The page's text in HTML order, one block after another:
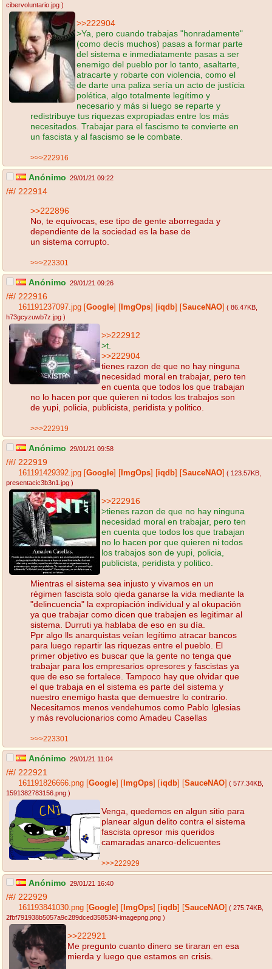
cibervoluntario.jpg )
>>222904
>Ya, pero cuando trabajas "honradamente"
(como decís muchos) pasas a formar parte
del sistema e inmediatamente pasas a ser
enemigo del pueblo por lo tanto, asaltarte,
atracarte y robarte con violencia, como el
de darte una paliza sería un acto de justícia
polética, algo totalmente legítimo y
necesario y más si luego se reparte y
redistribuye tus riquezas expropiadas entre los más
necesitados. Trabajar para el fascismo te convierte en
un fascista y al fascismo se le combate.
>>>222916
Anónimo 29/01/21 09:22
/#/ 222914
>>222896
No, te equivocas, ese tipo de gente aborregada y
dependiente de la sociedad es la base de
un sistema corrupto.
>>>223301
Anónimo 29/01/21 09:26
/#/ 222916
161191237097.jpg Google ImgOps iqdb SauceNAO ( 86.47KB
h73gcyzuwb7z.jpg )
>>222912
>t.
>>222904
tienes razon de que no hay ninguna
necesidad moral en trabajar, pero ten
en cuenta que todos los que trabajan
no lo hacen por que quieren ni todos los trabajos son
de yupi, policia, publicista, peridista y politico.
>>>222919
Anónimo 29/01/21 09:58
/#/ 222919
161191429392.jpg Google ImgOps iqdb SauceNAO ( 123.57KB
presentacic3b3n1.jpg )
>>222916
>tienes razon de que no hay ninguna
necesidad moral en trabajar, pero ten
en cuenta que todos los que trabajan
no lo hacen por que quieren ni todos
los trabajos son de yupi, policia,
publicista, peridista y politico.
Mientras el sistema sea injusto y vivamos en un
régimen fascista solo qieda ganarse la vida mediante la
"delincuencia" la expropiación individual y al okupación
ya que trabajar como dicen que trabajen es legitimar al
sistema. Durruti ya hablaba de eso en su día.
Ppr algo lls anarquistas veían legítimo atracar bancos
para luego repartir las riquezas entre el pueblo. El
primer objetivo es buscar que la gente no tenga que
trabajar para los empresarios opresores y fascistas ya
que de eso se fortalece. Tampoco hay que olvidar que
el que trabaja en el sistema es parte del sistema y
nuestro enemigo hasta que demuestre lo contrario.
Necesitamos menos vendehumos como Pablo Iglesias
y más revolucionarios como Amadeu Casellas
>>>223301
Anónimo 29/01/21 11:04
/#/ 222921
161191826666.png Google ImgOps iqdb SauceNAO ( 577.34KB
1591382783156.png )
Venga, quedemos en algun sitio para
planear algun delito contra el sistema
fascista opresor mis queridos
camaradas anarco-delicuentes
>>>222929
Anónimo 29/01/21 16:40
/#/ 222929
161193841030.png Google ImgOps iqdb SauceNAO ( 275.74KB
2fbf791938b5057a9c289dced35853f4-imagepng.png )
>>222921
Me pregunto cuanto dinero se tiraran en esa
mierda y luego que estamos en crisis.